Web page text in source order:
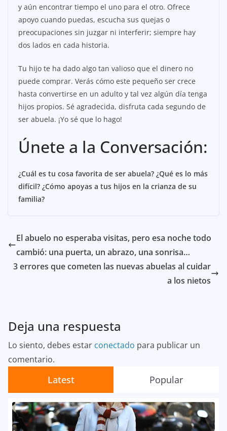
y aún encontrar tiempo el uno para el otro. Ofrece
apoyo cuando puedas, escucha sus quejas o
preocupaciones sin juzgar ni interferir; siempre hay
dos lados en cada historia.
Tu hijo te ha dado algo tan valioso que el dinero no
puede comprar. Verás cómo este pequeño ser crece
hasta convertirse en un adulto y tal vez algún día tenga
hijos propios. Sé agradecida, disfruta cada segundo de
ser abuela. ¡Yo sé que lo hago!
Únete a la Conversación:
¿Cuál es tu cosa favorita de ser abuela? ¿Qué es lo más
difícil? ¿Cómo apoyas a tus hijos en la crianza de su
familia?
El abuelo no esperaba visitas, pero esa noche todo
cambió: una puerta, un abrazo, una sonrisa…
3 errores que cometen las nuevas abuelas al cuidar
a los nietos
Deja una respuesta
Lo siento, debes estar conectado para publicar un
comentario.
Latest Popular